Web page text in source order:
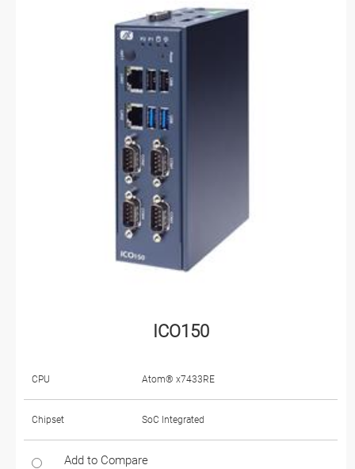
ICO150
CPU Atom® x7433RE
Chipset SoC Integrated
Add to Compare